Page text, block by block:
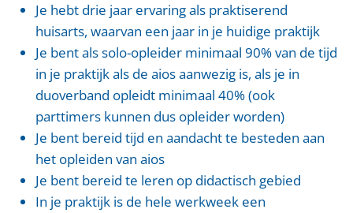
Je hebt drie jaar ervaring als praktiserend
huisarts, waarvan een jaar in je huidige praktijk
Je bent als solo-opleider minimaal 90% van de tijd
in je praktijk als de aios aanwezig is, als je in
duoverband opleidt minimaal 40% (ook
parttimers kunnen dus opleider worden)
Je bent bereid tijd en aandacht te besteden aan
het opleiden van aios
Je bent bereid te leren op didactisch gebied
In je praktijk is de hele werkweek een